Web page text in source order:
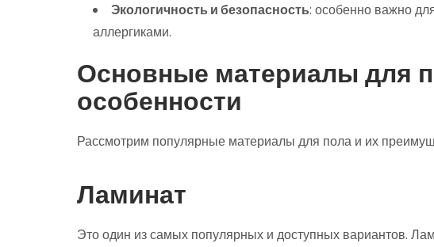
Экологичность и безопасность: особенно важно
аллергиками.
Основные материалы для
особенности
Рассмотрим популярные материалы для пола и их
Ламинат
Это один из самых популярных и доступных вариантов.